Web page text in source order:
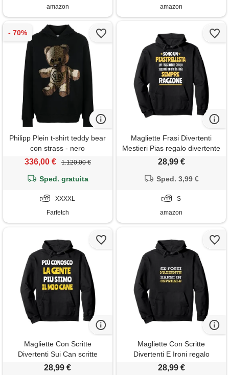
amazon amazon
Philipp Plein t-shirt teddy bear
con strass - nero
336,00 € 1.120,00 €
Sped. gratuita
XXXXL
Farfetch
Magliette Frasi Divertenti
Mestieri Pias regalo divertente
piastrellista uomo donna ho
cappuccio
28,99 €
Sped. 3,99 €
S
amazon
Magliette Con Scritte
Divertenti Sui Can scritte
divertenti cani regalo uomo
28,99 €
Magliette Con Scritte
Divertenti E Ironi regalo
simpatico uomo donna. Scritte
28,99 €